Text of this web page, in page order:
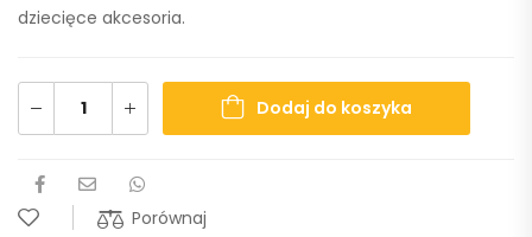
dziecięce akcesoria.
Dodaj do koszyka
Porównaj